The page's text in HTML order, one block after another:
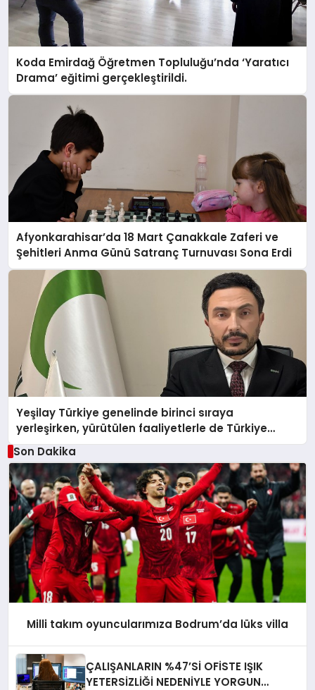
Koda Emirdağ Öğretmen Topluluğu’nda ‘Yaratıcı
Drama’ eğitimi gerçekleştirildi.
Afyonkarahisar’da 18 Mart Çanakkale Zaferi ve
Şehitleri Anma Günü Satranç Turnuvası Sona Erdi
Yeşilay Türkiye genelinde birinci sıraya
yerleşirken, yürütülen faaliyetlerle de Türkiye
üçüncüsü oldu.
Son Dakika
Milli takım oyuncularımıza Bodrum’da lüks villa
ÇALIŞANLARIN %47’Sİ OFİSTE IŞIK
YETERSİZLİĞİ NEDENİYLE YORGUN